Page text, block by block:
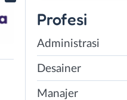
Profesi
Administrasi
Desainer
Manajer